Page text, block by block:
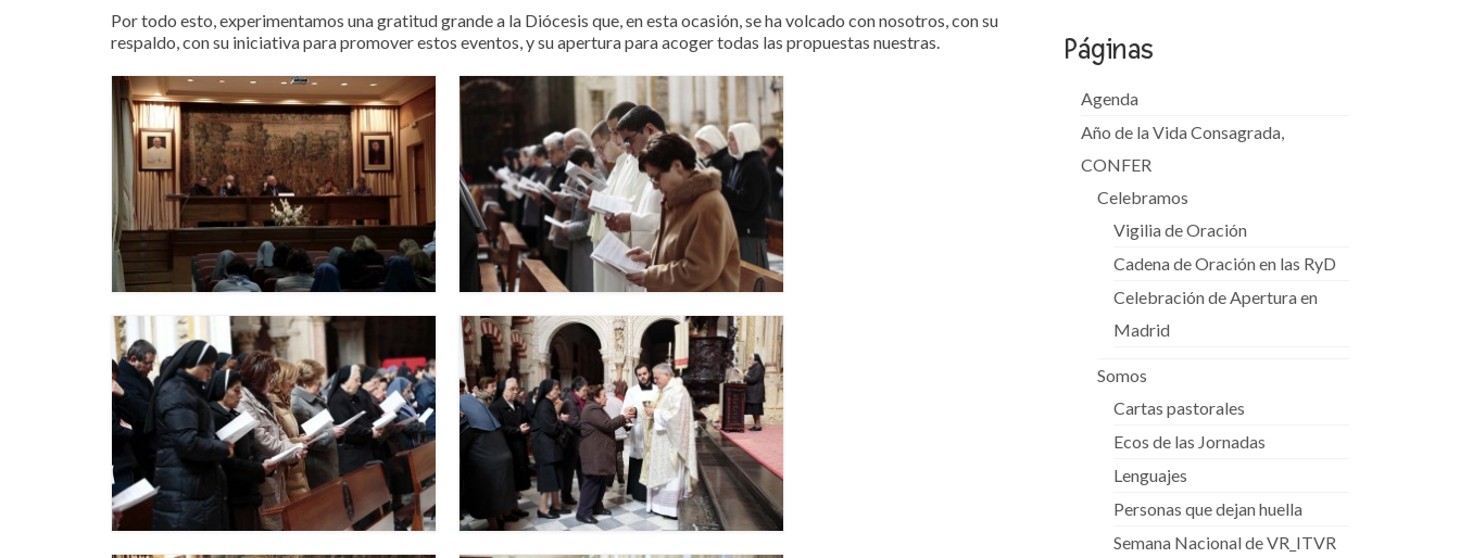
Por todo esto, experimentamos una gratitud grande a la Diócesis que, en esta ocasión, se ha volcado con nosotros, con su
respaldo, con su iniciativa para promover estos eventos, y su apertura para acoger todas las propuestas nuestras.
Páginas
Agenda
Año de la Vida Consagrada,
CONFER
Celebramos
Vigilia de Oración
Cadena de Oración en las RyD
Celebración de Apertura en
Madrid
Somos
Cartas pastorales
Ecos de las Jornadas
Lenguajes
Personas que dejan huella
Semana Nacional de VR_ITVR